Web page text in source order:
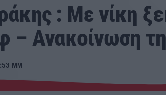
: Με νίκη
– Ανακοίνωση
ΜΜ